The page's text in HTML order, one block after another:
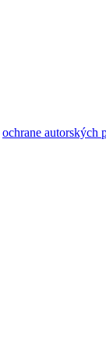
ochrane autorských